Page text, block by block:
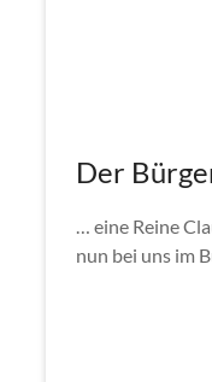
Der
… eine Reine
nun bei uns im